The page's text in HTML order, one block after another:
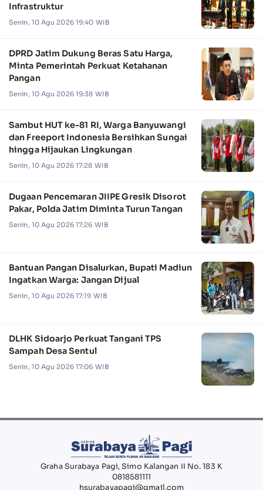
Infrastruktur
Senin, 10 Agu 2026 19:40 WIB
DPRD Jatim Dukung Beras Satu Harga,
Minta Pemerintah Perkuat Ketahanan
Pangan
Senin, 10 Agu 2026 19:38 WIB
Sambut HUT ke-81 RI, Warga Banyuwangi
dan Freeport Indonesia Bersihkan Sungai
hingga Hijaukan Lingkungan
Senin, 10 Agu 2026 17:28 WIB
Dugaan Pencemaran JIIPE Gresik Disorot
Pakar, Polda Jatim Diminta Turun Tangan
Senin, 10 Agu 2026 17:26 WIB
Bantuan Pangan Disalurkan, Bupati Madiun
Ingatkan Warga: Jangan Dijual
Senin, 10 Agu 2026 17:19 WIB
DLHK Sidoarjo Perkuat Tangani TPS
Sampah Desa Sentul
Senin, 10 Agu 2026 17:06 WIB
Graha Surabaya Pagi, Simo Kalangan II No. 183 K
0818581111
hsurabayapagi@gmail.com